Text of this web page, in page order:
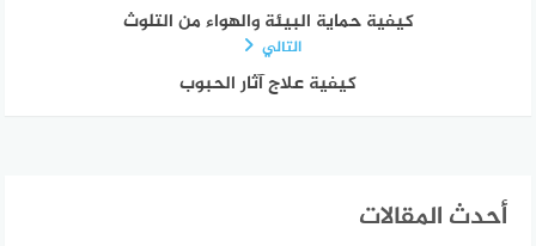
كيفية حماية البيئة والهواء من التلوث
التالي
كيفية علاج آثار الحبوب
أحدث المقالات